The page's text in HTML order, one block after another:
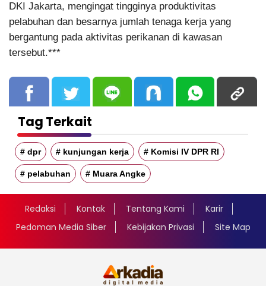
DKI Jakarta, mengingat tingginya produktivitas
pelabuhan dan besarnya jumlah tenaga kerja yang
bergantung pada aktivitas perikanan di kawasan
tersebut.***
Tag Terkait
# dpr # kunjungan kerja # Komisi IV DPR RI
# pelabuhan # Muara Angke
Redaksi Kontak Tentang Kami
Karir
Pedoman Media Siber
Kebijakan Privasi Site Map